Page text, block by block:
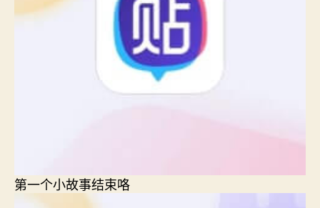
第一个小故事结束咯